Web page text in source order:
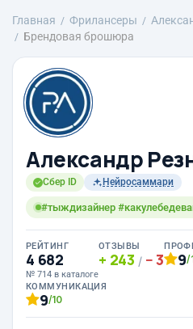
Главная Фрилансеры
Брендовая брошюра
Александр
Сбер ID Нейросаммари
#тыждизайнер
РЕЙТИНГ
4 682
№ 714 в каталоге
ОТЗЫВЫ
243 / 3 9/
КОММУНИКАЦИЯ
9/10